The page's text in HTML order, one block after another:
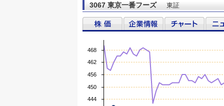
3067 東京一番フーズ 東証